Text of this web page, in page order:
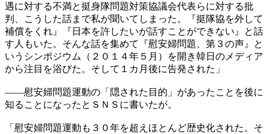
遇に対する不満と挺身隊問題対策協議会代表らに対する批
判、こうした話まで私が聞いてしまった。『挺隊協を外して
補償をくれ』『日本を許したいが話すことができない』と話
す人もいた。そんな話を集めて『慰安婦問題、第３の声』と
いうシンポジウム（２０１４年５月）を開き韓日のメディア
から注目を浴びた。そして１カ月後に告発された」
――慰安婦問題運動の「隠された目的」があったことを後に
知ることになったとＳＮＳに書いたが。
「慰安婦問題運動も３０年を超えほとんど歴史化された。そ